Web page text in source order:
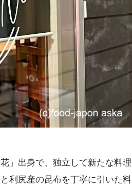
」出身で、独立して新たな料理
利尻産の昆布を丁寧に引いた料